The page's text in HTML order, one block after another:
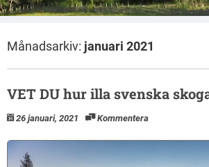
Månadsarkiv: januari 2021
VET DU hur illa svenska
26 januari, 2021 Kommentera